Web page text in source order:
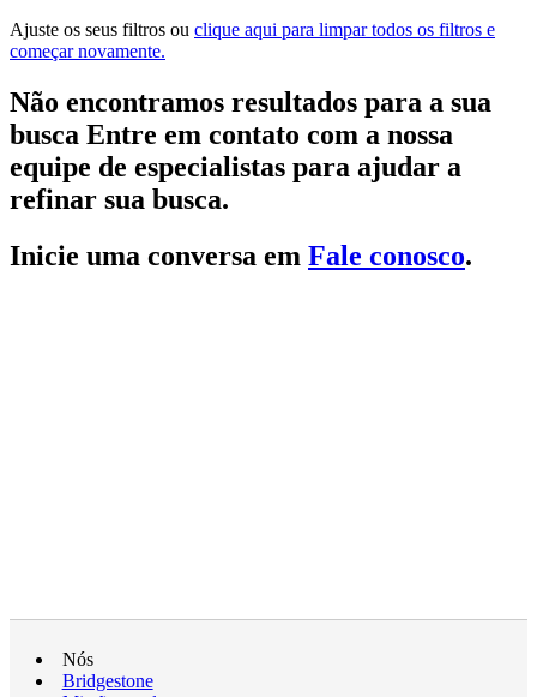
Ajuste os seus filtros ou clique aqui para limpar todos os filtros e
começar novamente.
Não encontramos resultados para a sua
busca Entre em contato com a nossa
equipe de especialistas para ajudar a
refinar sua busca.
Inicie uma conversa em Fale conosco.
Nós
Bridgestone